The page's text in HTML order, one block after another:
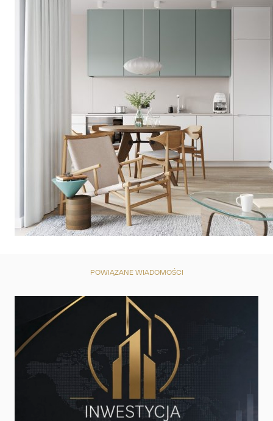
POWIĄZANE WIADOMOŚCI